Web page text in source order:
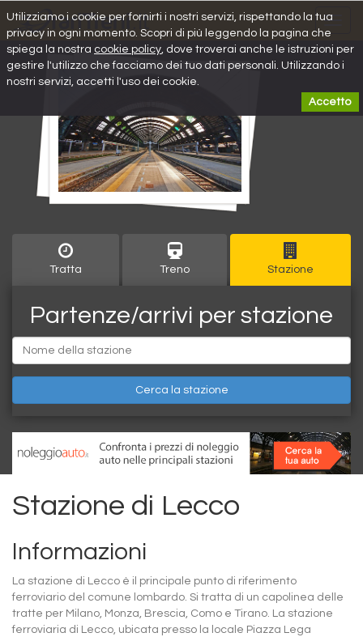
Tratta Treno Stazione
Partenze/arrivi per stazione
Partenza
Cerca la stazione
Stazione di Lecco
Informazioni
La stazione di Lecco è il principale punto di riferimento
ferroviario del comune lombardo. Si tratta di un capolinea delle
tratte per Milano, Monza, Brescia, Como e Tirano. La stazione
ferroviaria di Lecco, ubicata presso la locale Piazza Lega
Utilizziamo i cookie per fornirti i nostri servizi, rispettando la tua
privacy in ogni momento. Scopri di più leggendo la pagina che
spiega la nostra cookie policy, dove troverai anche le istruzioni per
gestire l'utilizzo che facciamo dei tuo dati personali. Utilizzando i
nostri servizi, accetti l'uso dei cookie.
Accetto